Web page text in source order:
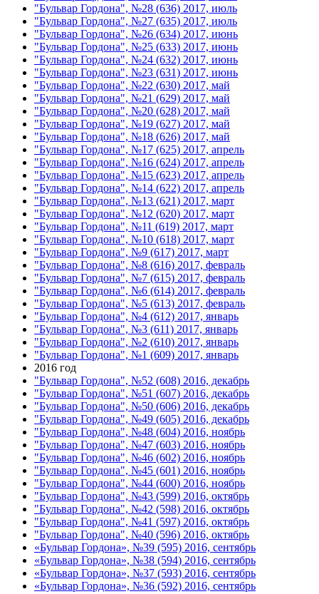
"Бульвар Гордона", №28 (636) 2017, июль
"Бульвар Гордона", №27 (635) 2017, июль
"Бульвар Гордона", №26 (634) 2017, июнь
"Бульвар Гордона", №25 (633) 2017, июнь
"Бульвар Гордона", №24 (632) 2017, июнь
"Бульвар Гордона", №23 (631) 2017, июнь
"Бульвар Гордона", №22 (630) 2017, май
"Бульвар Гордона", №21 (629) 2017, май
"Бульвар Гордона", №20 (628) 2017, май
"Бульвар Гордона", №19 (627) 2017, май
"Бульвар Гордона", №18 (626) 2017, май
"Бульвар Гордона", №17 (625) 2017, апрель
"Бульвар Гордона", №16 (624) 2017, апрель
"Бульвар Гордона", №15 (623) 2017, апрель
"Бульвар Гордона", №14 (622) 2017, апрель
"Бульвар Гордона", №13 (621) 2017, март
"Бульвар Гордона", №12 (620) 2017, март
"Бульвар Гордона", №11 (619) 2017, март
"Бульвар Гордона", №10 (618) 2017, март
"Бульвар Гордона", №9 (617) 2017, март
"Бульвар Гордона", №8 (616) 2017, февраль
"Бульвар Гордона", №7 (615) 2017, февраль
"Бульвар Гордона", №6 (614) 2017, февраль
"Бульвар Гордона", №5 (613) 2017, февраль
"Бульвар Гордона", №4 (612) 2017, январь
"Бульвар Гордона", №3 (611) 2017, январь
"Бульвар Гордона", №2 (610) 2017, январь
"Бульвар Гордона", №1 (609) 2017, январь
2016 год
"Бульвар Гордона", №52 (608) 2016, декабрь
"Бульвар Гордона", №51 (607) 2016, декабрь
"Бульвар Гордона", №50 (606) 2016, декабрь
"Бульвар Гордона", №49 (605) 2016, декабрь
"Бульвар Гордона", №48 (604) 2016, ноябрь
"Бульвар Гордона", №47 (603) 2016, ноябрь
"Бульвар Гордона", №46 (602) 2016, ноябрь
"Бульвар Гордона", №45 (601) 2016, ноябрь
"Бульвар Гордона", №44 (600) 2016, ноябрь
"Бульвар Гордона", №43 (599) 2016, октябрь
"Бульвар Гордона", №42 (598) 2016, октябрь
"Бульвар Гордона", №41 (597) 2016, октябрь
"Бульвар Гордона", №40 (596) 2016, октябрь
«Бульвар Гордона», №39 (595) 2016, сентябрь
«Бульвар Гордона», №38 (594) 2016, сентябрь
«Бульвар Гордона», №37 (593) 2016, сентябрь
«Бульвар Гордона», №36 (592) 2016, сентябрь